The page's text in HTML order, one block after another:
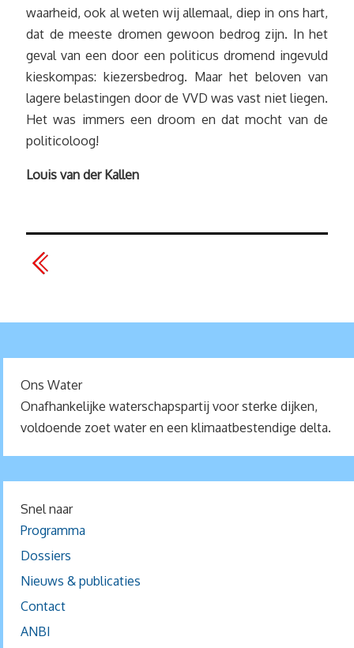
waarheid, ook al weten wij allemaal, diep in ons hart,
dat de meeste dromen gewoon bedrog zijn. In het
geval van een door een politicus dromend ingevuld
kieskompas: kiezersbedrog. Maar het beloven van
lagere belastingen door de VVD was vast niet liegen.
Het was immers een droom en dat mocht van de
politicoloog!
Louis van der Kallen
Ons Water
Onafhankelijke waterschapspartij voor sterke dijken,
voldoende zoet water en een klimaatbestendige delta.
Snel naar
Programma
Dossiers
Nieuws & publicaties
Contact
ANBI